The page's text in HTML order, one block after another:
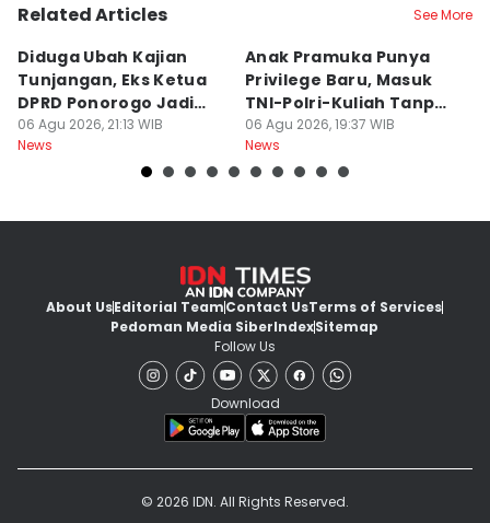
Related Articles See More
Diduga Ubah Kajian
Tunjangan, Eks Ketua
DPRD Ponorogo Jadi
Tersangka
06 Agu 2026, 21:13 WIB
News
Anak Pramuka Punya
Privilege Baru, Masuk
TNI-Polri-Kuliah Tanpa
Tes
06 Agu 2026, 19:37 WIB
News
About UsEditorial TeamContact UsTerms of Services
Pedoman Media SiberIndexSitemap
Follow Us
Download
© 2026 IDN. All Rights Reserved.